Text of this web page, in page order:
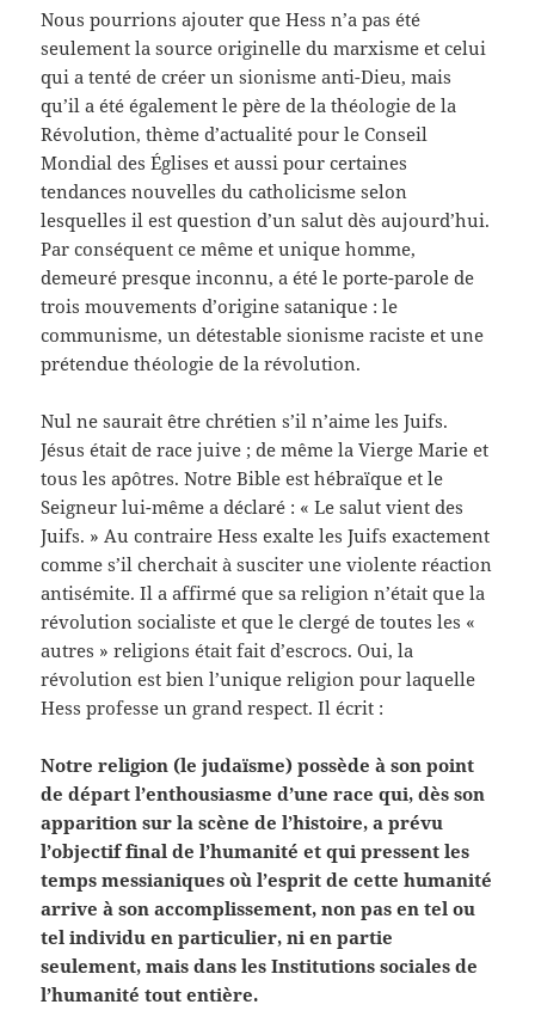
Nous pourrions ajouter que Hess n’a pas été
seulement la source originelle du marxisme et celui
qui a tenté de créer un sionisme anti-Dieu, mais
qu’il a été également le père de la théologie de la
Révolution, thème d’actualité pour le Conseil
Mondial des Églises et aussi pour certaines
tendances nouvelles du catholicisme selon
lesquelles il est question d’un salut dès aujourd’hui.
Par conséquent ce même et unique homme,
demeuré presque inconnu, a été le porte-parole de
trois mouvements d’origine satanique : le
communisme, un détestable sionisme raciste et une
prétendue théologie de la révolution.
Nul ne saurait être chrétien s’il n’aime les Juifs.
Jésus était de race juive ; de même la Vierge Marie et
tous les apôtres. Notre Bible est hébraïque et le
Seigneur lui-même a déclaré : « Le salut vient des
Juifs. » Au contraire Hess exalte les Juifs exactement
comme s’il cherchait à susciter une violente réaction
antisémite. Il a affirmé que sa religion n’était que la
révolution socialiste et que le clergé de toutes les «
autres » religions était fait d’escrocs. Oui, la
révolution est bien l’unique religion pour laquelle
Hess professe un grand respect. Il écrit :
Notre religion (le judaïsme) possède à son point
de départ l’enthousiasme d’une race qui, dès son
apparition sur la scène de l’histoire, a prévu
l’objectif final de l’humanité et qui pressent les
temps messianiques où l’esprit de cette humanité
arrive à son accomplissement, non pas en tel ou
tel individu en particulier, ni en partie
seulement, mais dans les Institutions sociales de
l’humanité tout entière.